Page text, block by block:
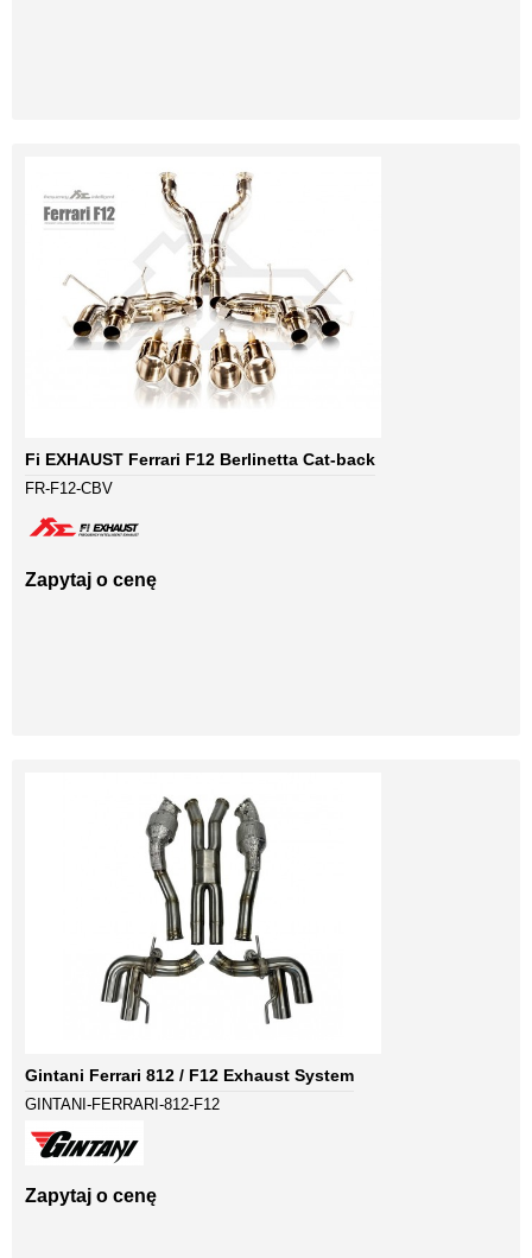
Fi EXHAUST Ferrari F12 Berlinetta Cat-back
FR-F12-CBV
Zapytaj o cenę
Gintani Ferrari 812 / F12 Exhaust System
GINTANI-FERRARI-812-F12
Zapytaj o cenę